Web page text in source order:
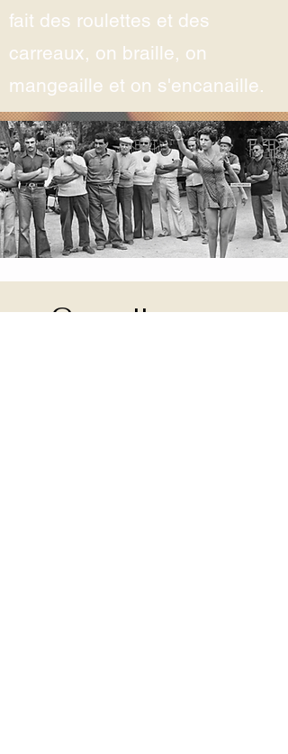
fait des roulettes et des
carreaux, on braille, on
mangeaille et on s'encanaille.
Gamelle vous